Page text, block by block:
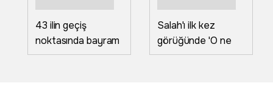
43 ilin geçiş
noktasında bayram
trafiği havadan
Salah'ı ilk kez
görüğünde 'O ne
bilama bişe' diyen